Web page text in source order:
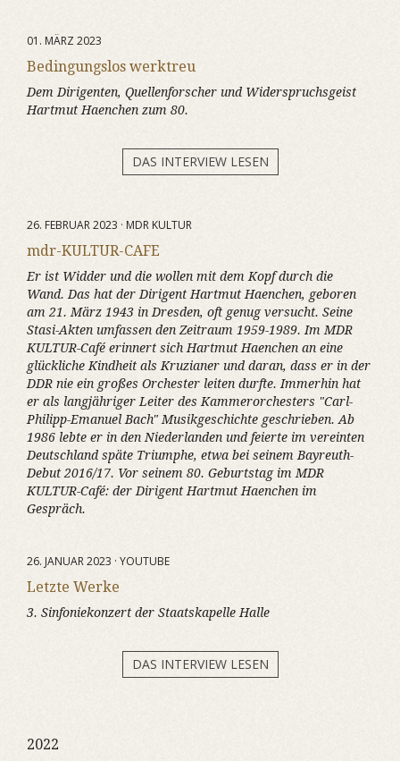
01. MÄRZ 2023
Bedingungslos werktreu
Dem Dirigenten, Quellenforscher und Widerspruchsgeist
Hartmut Haenchen zum 80.
DAS INTERVIEW LESEN
26. FEBRUAR 2023 · MDR KULTUR
mdr-KULTUR-CAFE
Er ist Widder und die wollen mit dem Kopf durch die
Wand. Das hat der Dirigent Hartmut Haenchen, geboren
am 21. März 1943 in Dresden, oft genug versucht. Seine
Stasi-Akten umfassen den Zeitraum 1959-1989. Im MDR
KULTUR-Café erinnert sich Hartmut Haenchen an eine
glückliche Kindheit als Kruzianer und daran, dass er in der
DDR nie ein großes Orchester leiten durfte. Immerhin hat
er als langjähriger Leiter des Kammerorchesters "Carl-
Philipp-Emanuel Bach" Musikgeschichte geschrieben. Ab
1986 lebte er in den Niederlanden und feierte im vereinten
Deutschland späte Triumphe, etwa bei seinem Bayreuth-
Debut 2016/17. Vor seinem 80. Geburtstag im MDR
KULTUR-Café: der Dirigent Hartmut Haenchen im
Gespräch.
26. JANUAR 2023 · YOUTUBE
Letzte Werke
3. Sinfoniekonzert der Staatskapelle Halle
DAS INTERVIEW LESEN
2022